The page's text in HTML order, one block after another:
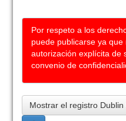
Por respeto a los
puede publicarse ya
autorización explícita de
convenio de
Mostrar el registro